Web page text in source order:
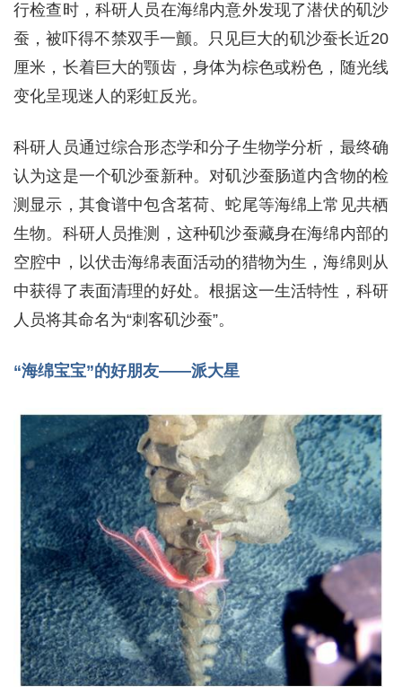
行检查时，科研人员在海绵内意外发现了潜伏的矶沙
蚕，被吓得不禁双手一颤。只见巨大的矶沙蚕长近20
厘米，长着巨大的颚齿，身体为棕色或粉色，随光线
变化呈现迷人的彩虹反光。
科研人员通过综合形态学和分子生物学分析，最终确
认为这是一个矶沙蚕新种。对矶沙蚕肠道内含物的检
测显示，其食谱中包含茗荷、蛇尾等海绵上常见共栖
生物。科研人员推测，这种矶沙蚕藏身在海绵内部的
空腔中，以伏击海绵表面活动的猎物为生，海绵则从
中获得了表面清理的好处。根据这一生活特性，科研
人员将其命名为“刺客矶沙蚕”。
“海绵宝宝”的好朋友——派大星